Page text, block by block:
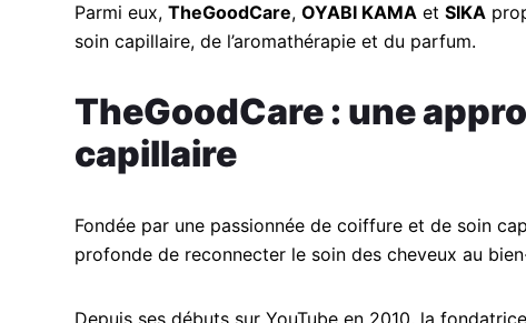
Parmi eux, TheGoodCare, OYABI KAMA et SIKA
soin capillaire, de l’aromathérapie et du parfum.
TheGoodCare : une
capillaire
Fondée par une passionnée de coiffure et de soin
profonde de reconnecter le soin des cheveux au
Depuis ses débuts sur YouTube en 2010, la